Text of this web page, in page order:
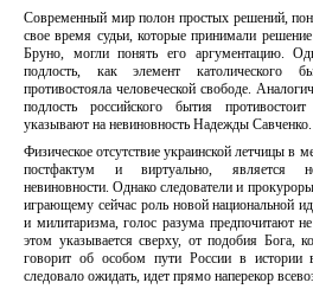
Современный мир полон простых решений,
свое время судьи, которые принимали
Бруно, могли понять его аргументацию.
подлость, как элемент католического
противостояла человеческой свободе.
подлость российского бытия
указывают на невиновность Надежды Савченко.
Физическое отсутствие украинской летчицы в
постфактум и виртуально, является
невиновности. Однако следователи и
играющему сейчас роль новой национальной
и милитаризма, голос разума предпочитают
этом указывается сверху, от подобия Бога,
говорит об особом пути России в истории
следовало ожидать, идет прямо наперекор